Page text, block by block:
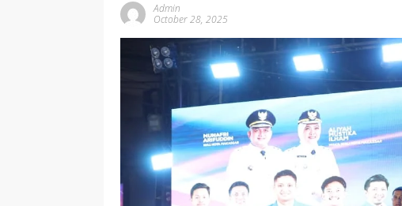
Admin
October 28, 2025